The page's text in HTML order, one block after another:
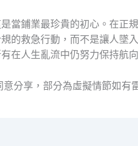
是當鋪業最珍貴的初心。在正
的救急行動，而不是讓人墜入
在人生亂流中仍努力保持航
意分享，部分為虛擬情節如有